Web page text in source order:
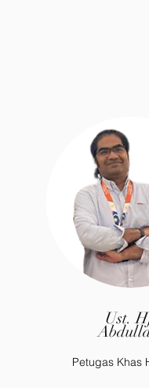
Ust.
Petugas Khas